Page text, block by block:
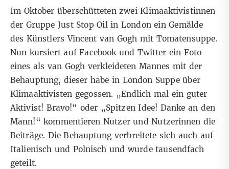
Im Oktober überschütteten zwei Klimaaktivistinnen
der Gruppe Just Stop Oil in London ein Gemälde
des Künstlers Vincent van Gogh mit Tomatensuppe.
Nun kursiert aufFacebookund Twitter ein Foto
eines als van Gogh verkleideten Mannes mit der
Behauptung, dieser habe in London Suppe über
Klimaaktivisten gegossen. „Endlich mal ein guter
Aktivist! Bravo!“ oder „Spitzen Idee! Danke an den
Mann!“ kommentieren Nutzer und Nutzerinnen die
Beiträge. Die Behauptung verbreitete sich auch auf
Italienisch und Polnisch und wurde tausendfach
geteilt.